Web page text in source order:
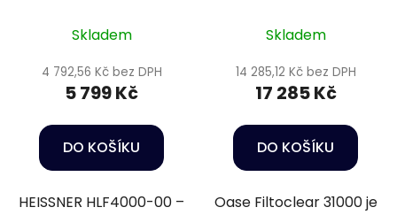
Skladem
4 792,56 Kč bez DPH
5 799 Kč
DO KOŠÍKU
HEISSNER HLF4000-00 –
Skladem
14 285,12 Kč bez DPH
17 285 Kč
DO KOŠÍKU
Oase Filtoclear 31000 je